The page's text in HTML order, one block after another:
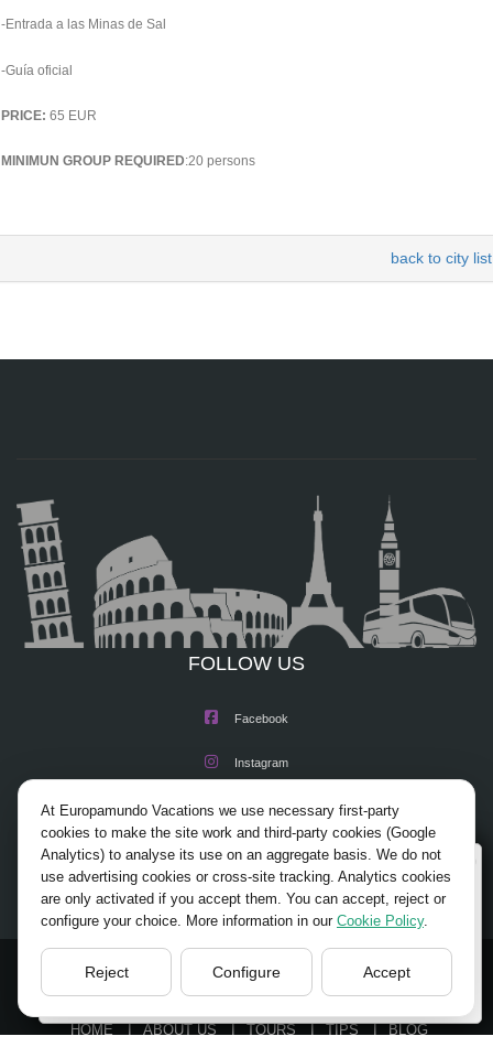
-Entrada a las Minas de Sal
-Guía oficial
PRICE: 65 EUR
MINIMUN GROUP REQUIRED:20 persons
back to city list
FOLLOW US
Facebook
Instagram
X/Twitter
Youtube
© 2026 Europamundo.
HOME ABOUT US TOURS TIPS
BLOG
Wellcome to Europamundo Vacations, your in the
international site of:
Bienvenido a Europamundo Vacaciones, está usted en el
sitio internacional de:
USA(en) change/cambiar
At Europamundo Vacations we use necessary first-party
cookies to make the site work and third-party cookies (Google
Analytics) to analyse its use on an aggregate basis. We do not
use advertising cookies or cross-site tracking. Analytics cookies
are only activated if you accept them. You can accept, reject or
configure your choice. More information in our Cookie Policy.
Reject Configure Accept